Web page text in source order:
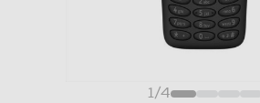
1/4